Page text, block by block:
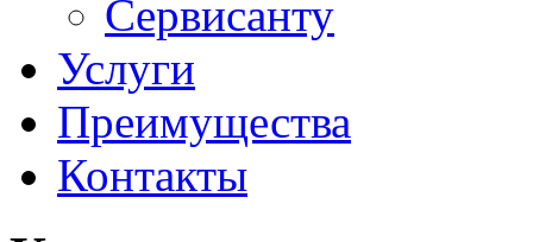
Сервисанту
Услуги
Преимущества
Контакты